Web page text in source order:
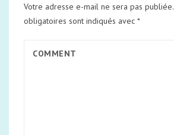
Votre adresse e-mail ne sera pas publiée.
obligatoires sont indiqués avec *